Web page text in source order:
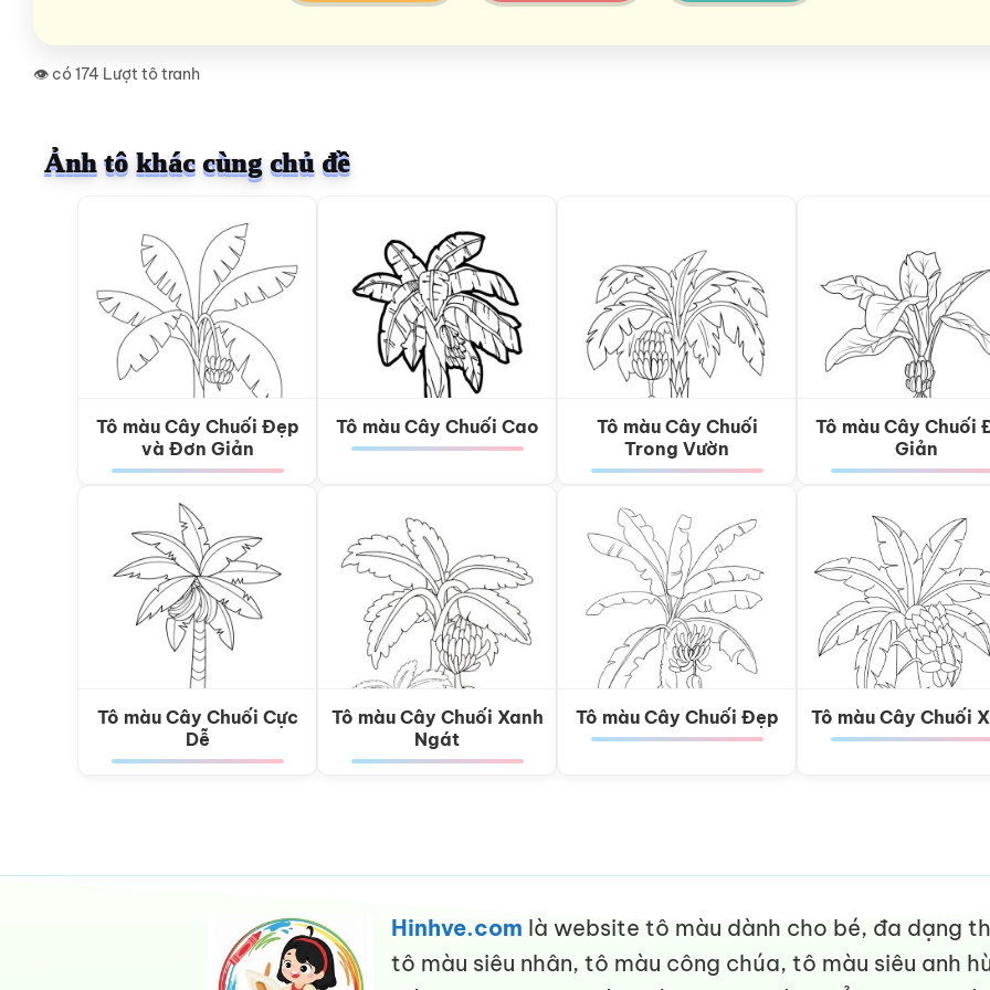
👁️ có 174 Lượt tô tranh
Ảnh tô khác cùng chủ đề
Tô màu Cây Chuối Đẹp
và Đơn Giản
Tô màu Cây Chuối Cao
Tô màu Cây Chuối
Trong Vườn
Tô màu Cây Chuối
Giản
Tô màu Cây Chuối Cực
Dễ
Tô màu Cây Chuối Xanh
Ngát
Tô màu Cây Chuối Đẹp Tô màu Cây Chuối
Hinhve.com là website tô màu dành cho bé, đa dạng
tô màu siêu nhân, tô màu công chúa, tô màu siêu anh